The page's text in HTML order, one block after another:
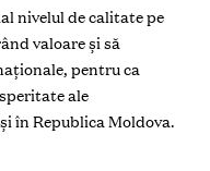
nivelul de calitate pe
valoare şi să
pentru ca
ale
în Republica Moldova.